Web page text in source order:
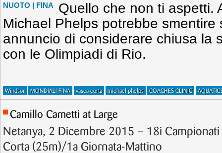
NUOTO | FINA
Quello che non ti aspetti.
Michael Phelps potrebbe smentire
annuncio di considerare chiusa la
con le Olimpiadi di Rio.
Windsor MONDIALI FINA vasca corta michael phelps COACHES CLINIC
Camillo Cametti at Large
Netanya, 2 Dicembre 2015 – 18i Campionati
Corta (25m)/1a Giornata-Mattino